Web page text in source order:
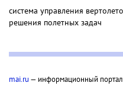
система управления
решения полетных задач
mai.ru — информационный